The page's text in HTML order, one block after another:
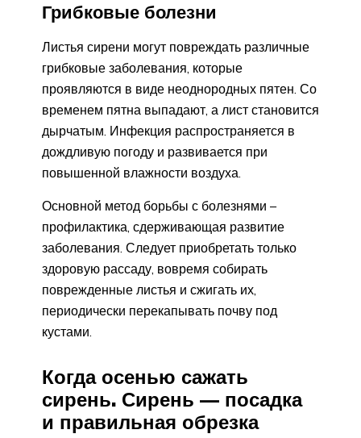
Грибковые болезни
Листья сирени могут повреждать различные
грибковые заболевания, которые
проявляются в виде неоднородных пятен. Со
временем пятна выпадают, а лист становится
дырчатым. Инфекция распространяется в
дождливую погоду и развивается при
повышенной влажности воздуха.
Основной метод борьбы с болезнями –
профилактика, сдерживающая развитие
заболевания. Следует приобретать только
здоровую рассаду, вовремя собирать
поврежденные листья и сжигать их,
периодически перекапывать почву под
кустами.
Когда осенью сажать
сирень. Сирень — посадка
и правильная обрезка